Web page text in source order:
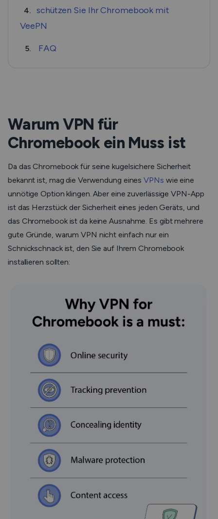
4.
schützen Sie Ihr Chromebook mit
VeePN
5. FAQ
Warum VPN für
Chromebook ein Muss ist
Da das Chromebook für seine kugelsichere Sicherheit
bekannt ist, mag die Verwendung einesVPNs wie eine
unnötige Option klingen. Aber eine zuverlässige VPN-App
ist das Herzstück der Sicherheit eines jeden Geräts, und
das Chromebook ist da keine Ausnahme. Es gibt mehrere
gute Gründe, warum VPN nicht einfach nur ein
Schnickschnack ist, den Sie auf Ihrem Chromebook
installieren sollten: